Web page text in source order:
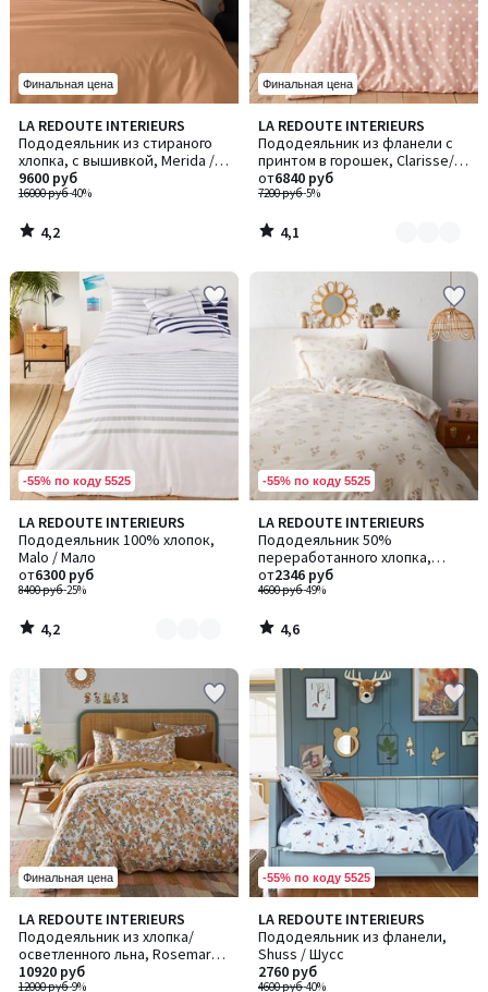
Финальная цена
LA REDOUTE INTERIEURS
Пододеяльник из стираного
хлопка, с вышивкой, Merida /
Мерида
16000 руб-40%
9600 руб
4,2
/ 5
4,2
/
Финальная цена
LA REDOUTE INTERIEURS
Пододеяльник из фланели с
принтом в горошек, Clarisse/
Кларисс
7200 руб-5%
от6840 руб
4,1
/ 5
Количество
цветов:
2
4,1
/
-55% по коду 5525
LA REDOUTE INTERIEURS
Пододеяльник 100% хлопок,
Malo / Мало
8400 руб-25%
от6300 руб
4,2
/ 5
Количество
цветов:
2
4,2
/
-55% по коду 5525
LA REDOUTE INTERIEURS
Пододеяльник 50%
переработанного хлопка,
Camomille / Камомиль
4600 руб-49%
от2346 руб
4,6
/ 5
4,6
/
Финальная цена
LA REDOUTE INTERIEURS
Пододеяльник из хлопка/
осветленного льна, Rosemary /
Розмари
12000 руб-9%
10920 руб
4
/
5
-55% по коду 5525
LA REDOUTE INTERIEURS
Пододеяльник из фланели,
Shuss / Шусс
4600 руб-40%
2760 руб
5
/
5